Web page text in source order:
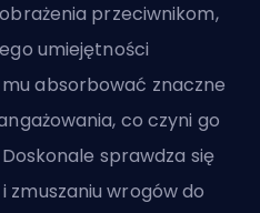
przeciwnikom,
umiejętności
absorbować znaczne
co czyni go
sprawdza się
zmuszaniu wrogów do